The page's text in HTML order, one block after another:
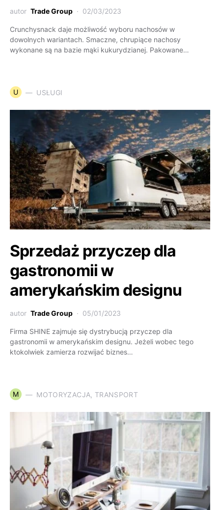
autor Trade Group 02/03/2023
Crunchysnack daje możliwość wyboru nachosów w
dowolnych wariantach. Smaczne, chrupiące nachosy
wykonane są na bazie mąki kukurydzianej. Pakowane…
U USŁUGI
Sprzedaż przyczep dla
gastronomii w
amerykańskim designu
autor Trade Group 05/01/2023
Firma SHINE zajmuje się dystrybucją przyczep dla
gastronomii w amerykańskim designu. Jeżeli wobec tego
ktokolwiek zamierza rozwijać biznes…
M MOTORYZACJA, TRANSPORT